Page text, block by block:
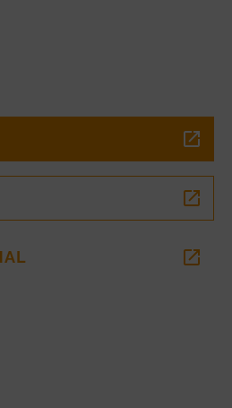
ABRE EN NUEVA VENTANA